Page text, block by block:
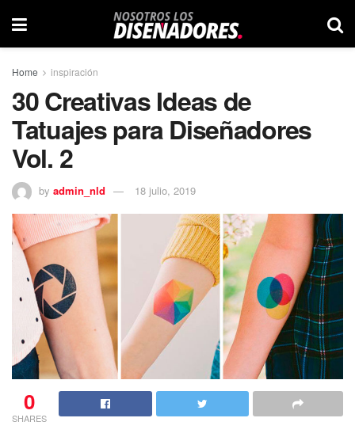
Home inspiración
30 Creativas Ideas de
Tatuajes para Diseñadores
Vol. 2
by admin_nld 18 julio, 2019
0
SHARES